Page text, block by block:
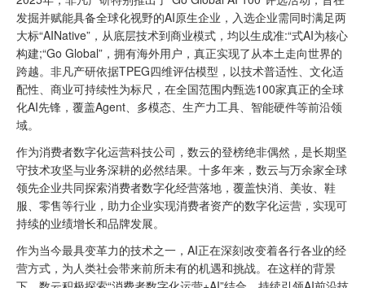
发掘并赋能具备全球化视野的AI原生企业，入选企业需同时满足两
大标“AINative”，从底层技术到商业模式，均以生成准:“式AI为核心
构建;“Go Global”，拥有海外用户，真正实现了从本土走向世界的
跨越。非凡产研依据TPEG四维评估模型，以技术普适性、文化适
配性、商业可持续性为标尺，在全国范围内甄选100家真正的全球
化AI先锋，覆盖Agent、多模态、生产力工具、智能硬件等前沿领
域。
作为消费者数字化运营科技公司，数云的登榜绝非偶然，是长期坚
守技术攻坚与业务深耕的必然结果。十多年来，数云与万余家全球
领先企业共同探索消费者数字化经营落地，覆盖快消、美妆、鞋
服、零售等行业，助力企业实现消费者资产的数字化运营，实现可
持续的业绩增长和品牌发展。
作为当今最具变革力的技术之一，AI正在深刻改变着各行各业的经
营方式，为人类社会带来前所未有的机遇和挑战。在这样的背景